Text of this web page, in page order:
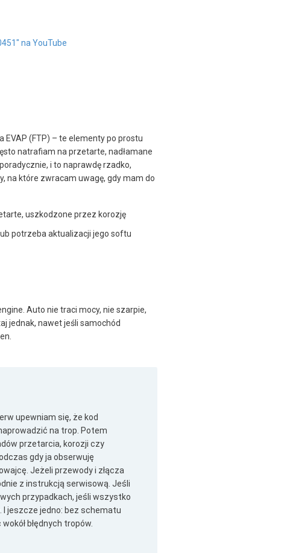
na YouTube
EVAP (FTP) – te elementy po prostu
natrafiam na przetarte, nadłamane
i to naprawdę rzadko,
na które zwracam uwagę, gdy mam do
uszkodzone przez korozję
potrzeba aktualizacji jego softu
Auto nie traci mocy, nie szarpie,
jednak, nawet jeśli samochód
upewniam się, że kod
na trop. Potem
przetarcia, korozji czy
gdy ja obserwuję
Jeżeli przewody i złącza
z instrukcją serwisową. Jeśli
przypadkach, jeśli wszystko
I jeszcze jedno: bez schematu
błędnych tropów.